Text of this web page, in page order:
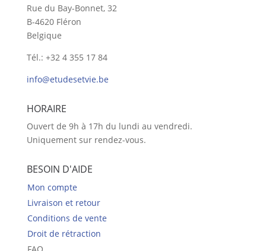
Rue du Bay-Bonnet, 32
B-4620 Fléron
Belgique
Tél.: +32 4 355 17 84
info@etudesetvie.be
HORAIRE
Ouvert de 9h à 17h du lundi au vendredi.
Uniquement sur rendez-vous.
BESOIN D'AIDE
Mon compte
Livraison et retour
Conditions de vente
Droit de rétraction